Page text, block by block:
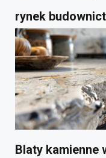
rynek
Blaty kamienne